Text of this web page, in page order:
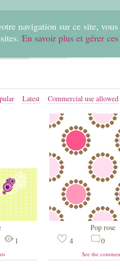
navigation sur ce site,
En savoir plus et gérer
Latest Commercial use allowed
1
Pop rose
4
0
See the